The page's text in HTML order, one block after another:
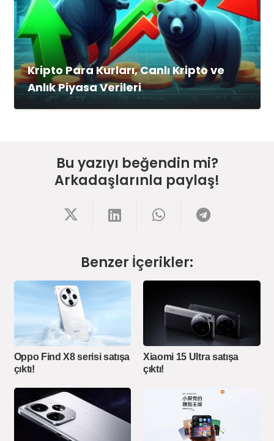
Kripto Para Kurları, Canlı Kripto ve
Anlık Piyasa Verileri
Bu yazıyı beğendin mi?
Arkadaşlarınla paylaş!
Benzer İçerikler:
Oppo Find X8 serisi satışa
çıktı!
Xiaomi 15 Ultra satışa
çıktı!